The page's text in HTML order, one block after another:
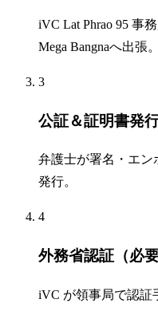
iVC Lat Phrao 95 事
Mega Bangnaへ出張。
3
公証＆証明書発
弁護士が署名・エン
発行。
4
外務省認証（必要
iVC が領事局で認証